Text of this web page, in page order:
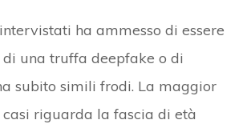
ha ammesso di essere
una truffa deepfake o di
subito simili frodi. La maggior
riguarda la fascia di età